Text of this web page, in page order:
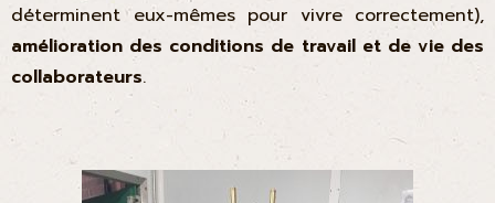
déterminent eux-mêmes pour vivre correctement),
amélioration des conditions de travail et de vie des
collaborateurs.